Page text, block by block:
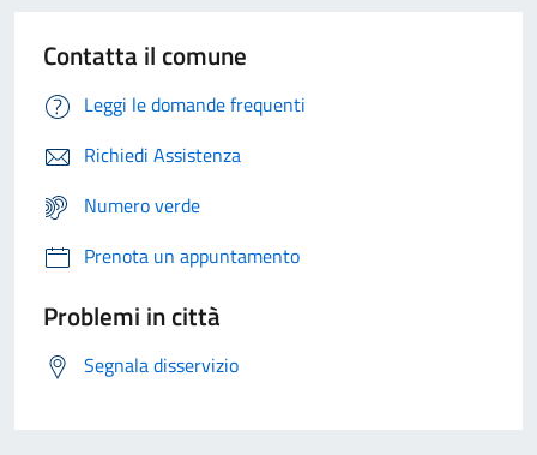
Contatta il comune
Leggi le domande frequenti
Richiedi Assistenza
Numero verde
Prenota un appuntamento
Problemi in città
Segnala disservizio